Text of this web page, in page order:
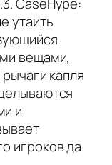
утаить
вещами,
капля
и
игроков да